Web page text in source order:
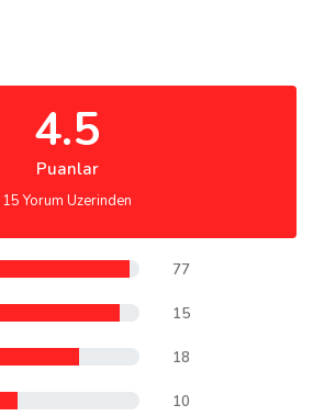
4.5
Puanlar
15 Yorum Uzerinden
77
15
18
10